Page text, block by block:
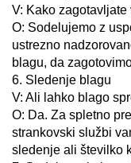
V: Kako
O: Sodelujemo z
ustrezno
blagu, da
6. Sledenje blagu
V: Ali lahko blago
O: Da. Za spletno
strankovski službi
sledenje ali številko